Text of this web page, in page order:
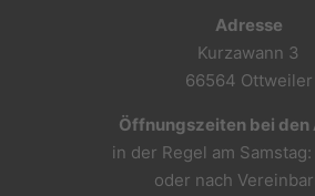
Adresse
Kurzawann 3
66564 Ottweiler
Öffnungszeiten bei den
in der Regel am
oder nach